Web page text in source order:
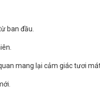
ban đầu.
mang lại cảm giác tươi